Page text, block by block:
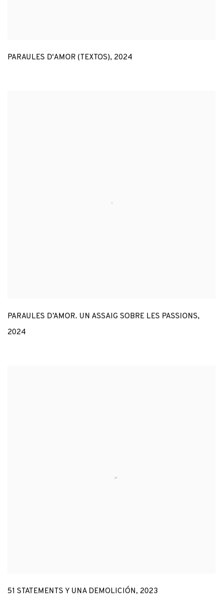
PARAULES D'AMOR (TEXTOS), 2024
PARAULES D’AMOR. UN ASSAIG SOBRE LES PASSIONS,
2024
51 STATEMENTS Y UNA DEMOLICIÓN, 2023